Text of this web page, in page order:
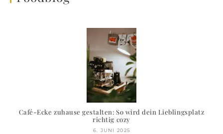
Café-Ecke zuhause gestalten: So wird dein Lieblingsplatz
richtig cozy
6. JUNI 2025